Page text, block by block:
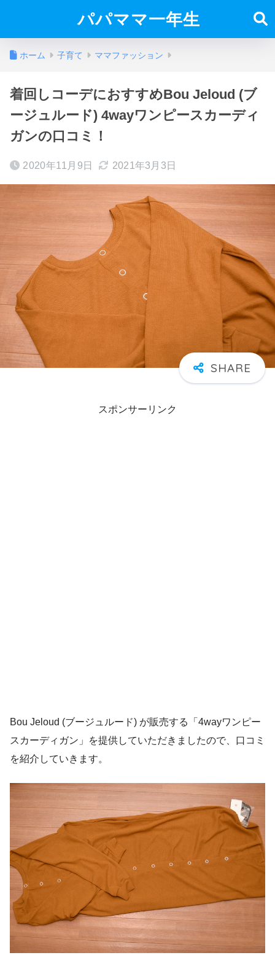
パパママ一年生
ホーム 子育て ママファッション
着回しコーデにおすすめBou Jeloud (ブ
ージュルード) 4wayワンピースカーディ
ガンの口コミ！
2020年11月9日 2021年3月3日
スポンサーリンク
Bou Jeloud (ブージュルード) が販売する「4wayワンピー
スカーディガン」を提供していただきましたので、口コミ
を紹介していきます。